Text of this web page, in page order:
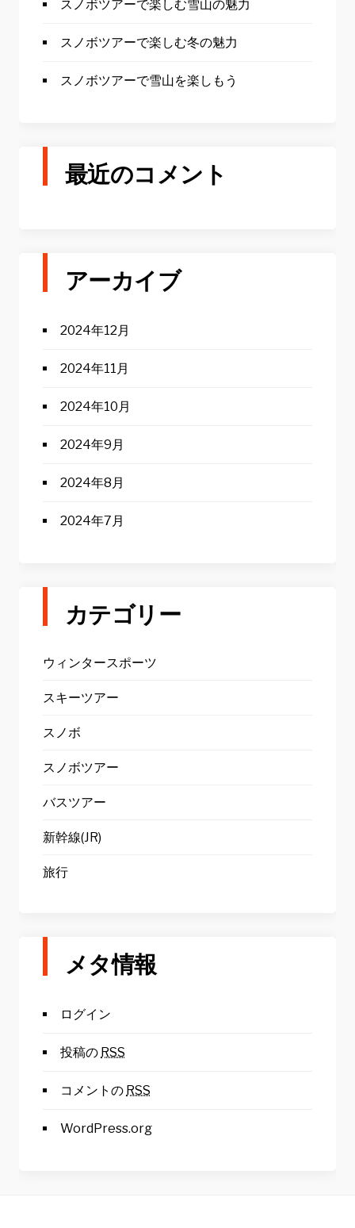
スノボツアーで楽しむ雪山の魅力
スノボツアーで楽しむ冬の魅力
スノボツアーで雪山を楽しもう
最近のコメント
アーカイブ
2024年12月
2024年11月
2024年10月
2024年9月
2024年8月
2024年7月
カテゴリー
ウィンタースポーツ
スキーツアー
スノボ
スノボツアー
バスツアー
新幹線(JR)
旅行
メタ情報
ログイン
投稿の RSS
コメントの RSS
WordPress.org